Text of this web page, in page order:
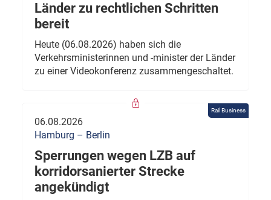
Länder zu rechtlichen Schritten
bereit
Heute (06.08.2026) haben sich die
Verkehrsministerinnen und -minister der Länder
zu einer Videokonferenz zusammengeschaltet.
Rail Business
06.08.2026
Hamburg – Berlin
Sperrungen wegen LZB auf
korridorsanierter Strecke
angekündigt